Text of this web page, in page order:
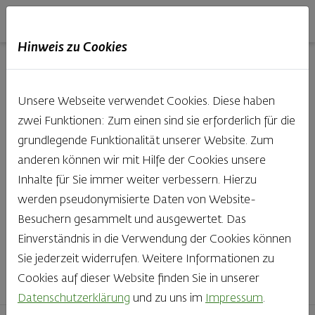
Backstube entdecken
Was gibt es Schöneres, als bei Brot & Gebäck die Qual
der Wahl zu haben? Noch dazu, wenn so großer Wert
auf den kleinen, feinen Unterschied gelegt wird, wie bei
Haubis. Beste Zutaten und Handwerk, das seinen
Namen auch verdient – das schmeckt man einfach!
Finden Sie Ihr Lieblingsprodukt
Hinweis zu Cookies
Unsere Webseite verwendet Cookies. Diese haben
zwei Funktionen: Zum einen sind sie erforderlich für die
grundlegende Funktionalität unserer Website. Zum
anderen können wir mit Hilfe der Cookies unsere
Inhalte für Sie immer weiter verbessern. Hierzu
werden pseudonymisierte Daten von Website-
Besuchern gesammelt und ausgewertet. Das
Einverständnis in die Verwendung der Cookies können
Sie jederzeit widerrufen. Weitere Informationen zu
Cookies auf dieser Website finden Sie in unserer
Datenschutzerklärung und zu uns im Impressum.